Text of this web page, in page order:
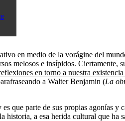
en medio de la vorágine del
melosos e insípidos. Ciertamente,
en torno a nuestra
a Walter Benjamin (La
parte de sus propias agonías y
a esa herida cultural que